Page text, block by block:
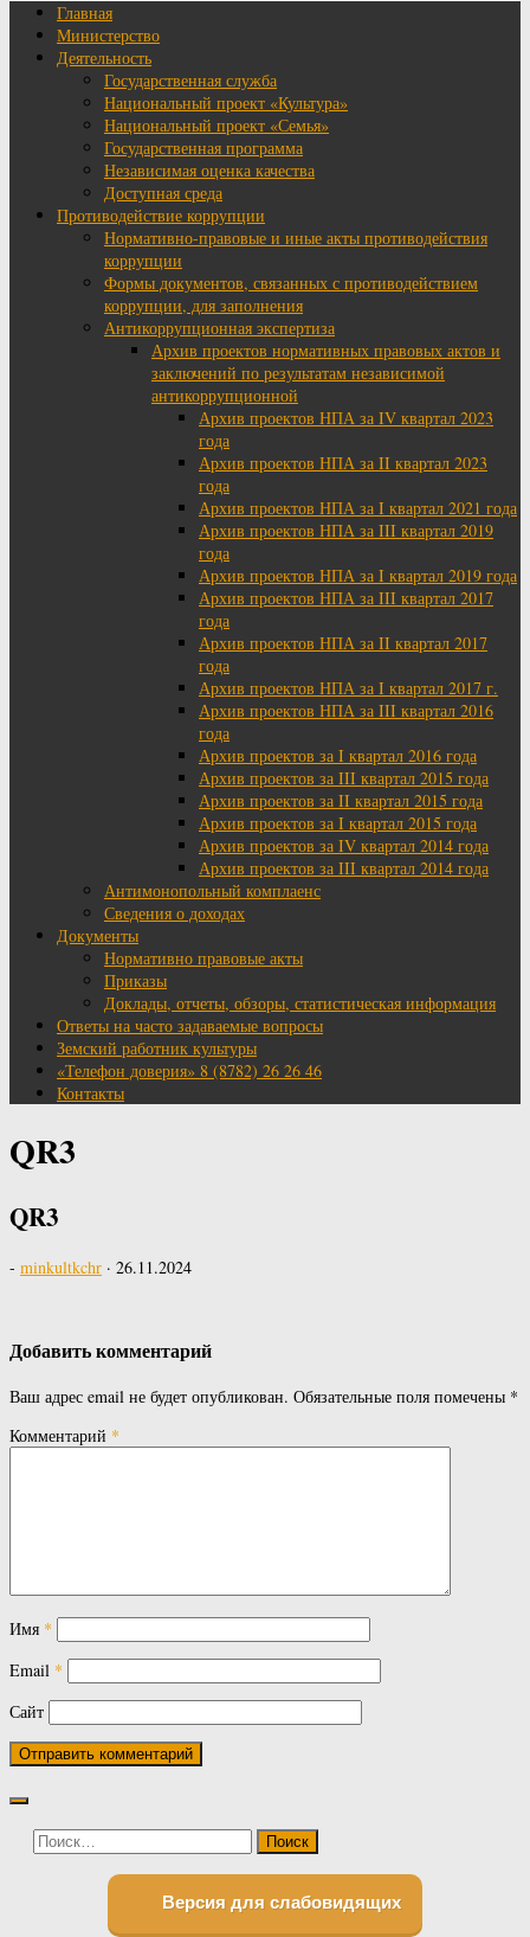
Главная
Министерство
Деятельность
Государственная служба
Национальный проект «Культура»
Национальный проект «Семья»
Государственная программа
Независимая оценка качества
Доступная среда
Противодействие коррупции
Нормативно-правовые и иные акты противодействия
коррупции
Формы документов, связанных с противодействием
коррупции, для заполнения
Антикоррупционная экспертиза
Архив проектов нормативных правовых актов и
заключений по результатам независимой
антикоррупционной
Архив проектов НПА за IV квартал 2023
года
Архив проектов НПА за II квартал 2023
года
Архив проектов НПА за I квартал 2021 года
Архив проектов НПА за III квартал 2019
года
Архив проектов НПА за I квартал 2019 года
Архив проектов НПА за III квартал 2017
года
Архив проектов НПА за II квартал 2017
года
Архив проектов НПА за I квартал 2017 г.
Архив проектов НПА за III квартал 2016
года
Архив проектов за I квартал 2016 года
Архив проектов за III квартал 2015 года
Архив проектов за II квартал 2015 года
Архив проектов за I квартал 2015 года
Архив проектов за IV квартал 2014 года
Архив проектов за III квартал 2014 года
Антимонопольный комплаенс
Сведения о доходах
Документы
Нормативно правовые акты
Приказы
Доклады, отчеты, обзоры, статистическая информация
Ответы на часто задаваемые вопросы
Земский работник культуры
«Телефон доверия» 8 (8782) 26 26 46
Контакты
QR3
QR3
- minkultkchr · 26.11.2024
Добавить комментарий
Ваш адрес email не будет опубликован. Обязательные поля помечены *
Комментарий *
Имя *
Email *
Сайт
Найти:
Версия для слабовидящих